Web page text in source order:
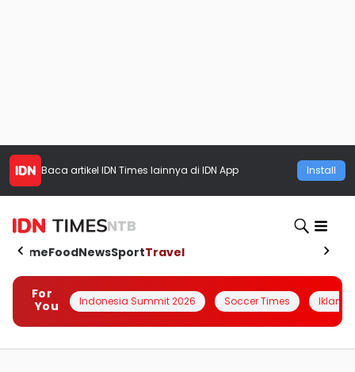
Baca artikel IDN Times lainnya di IDN App Install
NTB
HomeFoodNewsSportTravel
For
You
Indonesia Summit 2026 Soccer Times Iklanin